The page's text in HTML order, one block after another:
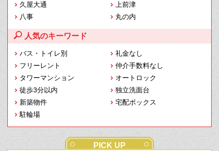
久屋大通
上前津
八事
丸の内
人気のキーワード
バス・トイレ別
礼金なし
フリーレント
仲介手数料なし
タワーマンション
オートロック
徒歩3分以内
独立洗面台
新築物件
宅配ボックス
駐輪場
PICK UP